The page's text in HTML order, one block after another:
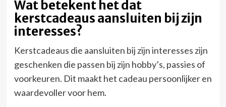
Wat betekent het dat
kerstcadeaus aansluiten bij zijn
interesses?
Kerstcadeaus die aansluiten bij zijn interesses zijn
geschenken die passen bij zijn hobby’s, passies of
voorkeuren. Dit maakt het cadeau persoonlijker en
waardevoller voor hem.